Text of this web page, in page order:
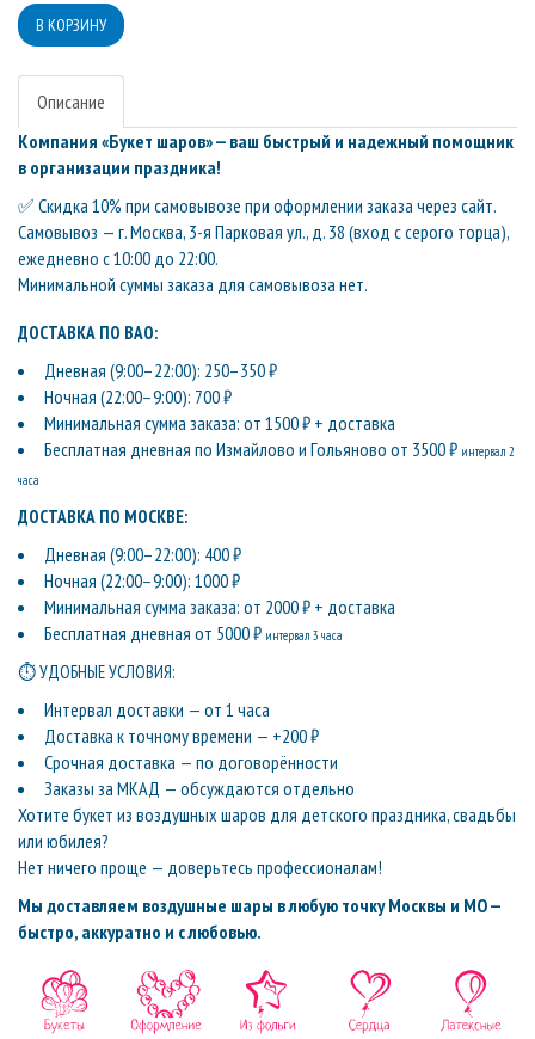
Описание
Компания «Букет шаров» — ваш быстрый и надежный помощник
в организации праздника!
✅ Скидка 10% при самовывозе при оформлении заказа через сайт.
Самовывоз — г. Москва, 3-я Парковая ул., д. 38 (вход с серого торца),
ежедневно с 10:00 до 22:00.
Минимальной суммы заказа для самовывоза нет.
ДОСТАВКА ПО ВАО:
Дневная (9:00–22:00): 250–350 ₽
Ночная (22:00–9:00): 700 ₽
Минимальная сумма заказа: от 1500 ₽ + доставка
Бесплатная дневная по Измайлово и Гольяново от 3500 ₽ интервал 2
часа
ДОСТАВКА ПО МОСКВЕ:
Дневная (9:00–22:00): 400 ₽
Ночная (22:00–9:00): 1000 ₽
Минимальная сумма заказа: от 2000 ₽ + доставка
Бесплатная дневная от 5000 ₽ интервал 3 часа
⏱ УДОБНЫЕ УСЛОВИЯ:
Интервал доставки — от 1 часа
Доставка к точному времени — +200 ₽
Срочная доставка — по договорённости
Заказы за МКАД — обсуждаются отдельно
Хотите букет из воздушных шаров для детского праздника, свадьбы
или юбилея?
Нет ничего проще — доверьтесь профессионалам!
Мы доставляем воздушные шары в любую точку Москвы и МО —
быстро, аккуратно и с любовью.